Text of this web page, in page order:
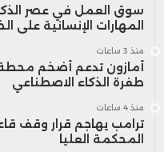
سوق العمل في عصر
المهارات الإنسانية على
منذ 3 ساعات
أمازون تدعم أضخم محطة
طفرة الذكاء الاصطناعي
منذ 4 ساعات
ترامب يهاجم قرار وقف
المحكمة العليا